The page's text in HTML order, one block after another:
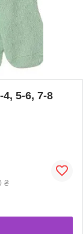
4, 5-6, 7-8
₴